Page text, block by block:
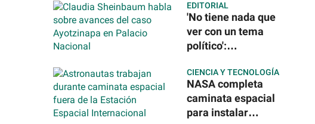
146 medallas de
oro
EDITORIAL
'No tiene nada que
ver con un tema
político':
detención del
exgobernador de
Guerrero por caso
Ayotzinapa
CIENCIA Y TECNOLOGÍA
NASA completa
caminata espacial
para instalar